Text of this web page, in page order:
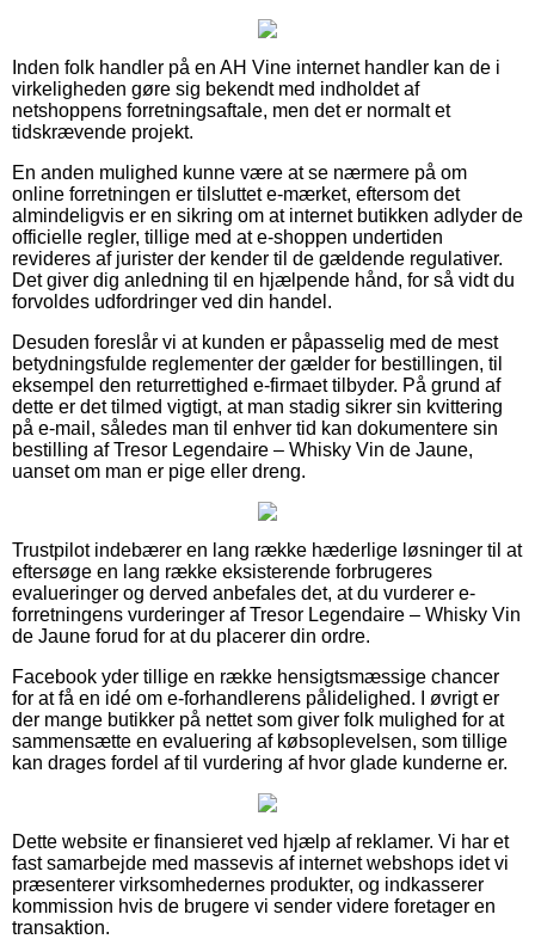
Inden folk handler på en AH Vine internet handler kan de i
virkeligheden gøre sig bekendt med indholdet af
netshoppens forretningsaftale, men det er normalt et
tidskrævende projekt.
En anden mulighed kunne være at se nærmere på om
online forretningen er tilsluttet e-mærket, eftersom det
almindeligvis er en sikring om at internet butikken adlyder de
officielle regler, tillige med at e-shoppen undertiden
revideres af jurister der kender til de gældende regulativer.
Det giver dig anledning til en hjælpende hånd, for så vidt du
forvoldes udfordringer ved din handel.
Desuden foreslår vi at kunden er påpasselig med de mest
betydningsfulde reglementer der gælder for bestillingen, til
eksempel den returrettighed e-firmaet tilbyder. På grund af
dette er det tilmed vigtigt, at man stadig sikrer sin kvittering
på e-mail, således man til enhver tid kan dokumentere sin
bestilling af Tresor Legendaire – Whisky Vin de Jaune,
uanset om man er pige eller dreng.
Trustpilot indebærer en lang række hæderlige løsninger til at
eftersøge en lang række eksisterende forbrugeres
evalueringer og derved anbefales det, at du vurderer e-
forretningens vurderinger af Tresor Legendaire – Whisky Vin
de Jaune forud for at du placerer din ordre.
Facebook yder tillige en række hensigtsmæssige chancer
for at få en idé om e-forhandlerens pålidelighed. I øvrigt er
der mange butikker på nettet som giver folk mulighed for at
sammensætte en evaluering af købsoplevelsen, som tillige
kan drages fordel af til vurdering af hvor glade kunderne er.
Dette website er finansieret ved hjælp af reklamer. Vi har et
fast samarbejde med massevis af internet webshops idet vi
præsenterer virksomhedernes produkter, og indkasserer
kommission hvis de brugere vi sender videre foretager en
transaktion.